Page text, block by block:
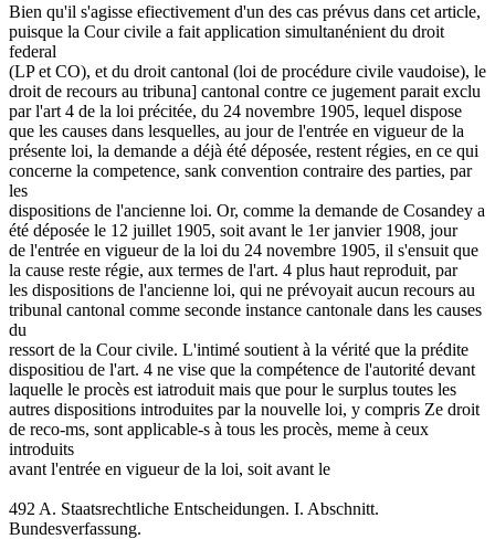
Bien qu'il s'agisse efiectivement d'un des cas prévus dans cet article,
puisque la Cour civile a fait application simultanénient du droit
federal
(LP et CO), et du droit cantonal (loi de procédure civile vaudoise), le
droit de recours au tribuna] cantonal contre ce jugement parait exclu
par l'art 4 de la loi précitée, du 24 novembre 1905, lequel dispose
que les causes dans lesquelles, au jour de l'entrée en vigueur de la
présente loi, la demande a déjà été déposée, restent régies, en ce qui
concerne la competence, sank convention contraire des parties, par
les
dispositions de l'ancienne loi. Or, comme la demande de Cosandey a
été déposée le 12 juillet 1905, soit avant le 1er janvier 1908, jour
de l'entrée en vigueur de la loi du 24 novembre 1905, il s'ensuit que
la cause reste régie, aux termes de l'art. 4 plus haut reproduit, par
les dispositions de l'ancienne loi, qui ne prévoyait aucun recours au
tribunal cantonal comme seconde instance cantonale dans les causes
du
ressort de la Cour civile. L'intimé soutient à la vérité que la prédite
dispositiou de l'art. 4 ne vise que la compétence de l'autorité devant
laquelle le procès est iatroduit mais que pour le surplus toutes les
autres dispositions introduites par la nouvelle loi, y compris Ze droit
de reco-ms, sont applicable-s à tous les procès, meme à ceux
introduits
avant l'entrée en vigueur de la loi, soit avant le
492 A. Staatsrechtliche Entscheidungen. I. Abschnitt.
Bundesverfassung.